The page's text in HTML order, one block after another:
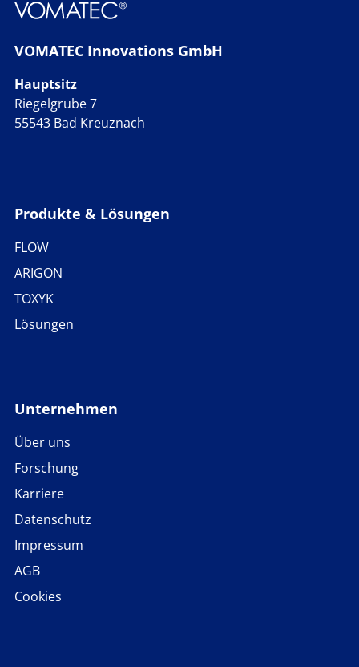
VOMATEC Innovations GmbH
Hauptsitz
Riegelgrube 7
55543 Bad Kreuznach
Produkte & Lösungen
FLOW
ARIGON
TOXYK
Lösungen
Unternehmen
Über uns
Forschung
Karriere
Datenschutz
Impressum
AGB
Cookies